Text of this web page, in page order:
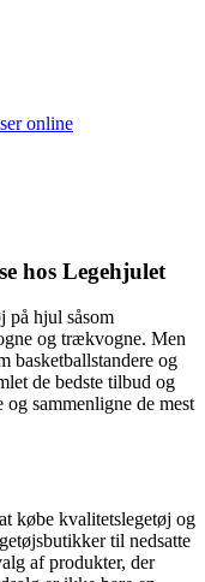
online
hos Legehjulet
på hjul såsom
og trækvogne. Men
basketballstandere og
de bedste tilbud og
sammenligne de mest
købe kvalitetslegetøj og
til nedsatte
af produkter, der